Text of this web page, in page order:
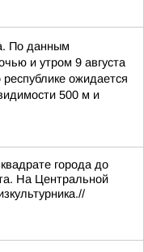
По данным
и утром 9 августа
ожидается
500 м и
города до
На Центральной